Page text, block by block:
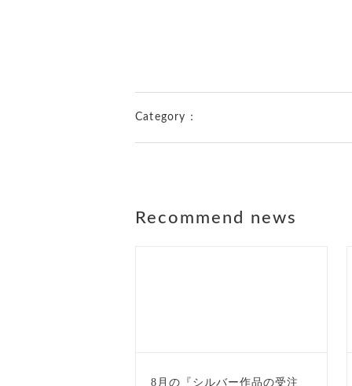
Category：
Recommend news
8月の『シルバー作品の受注